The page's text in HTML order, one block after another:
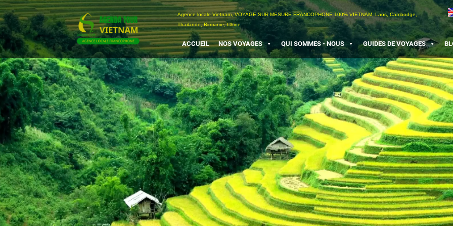
Passer
au
contenu
Agence locale Vietnam, VOYAGE SUR MESURE FRANCOPHONE 100% VIETNAM, Laos, Cambodge,
Thailande, Birmanie, Chine
ACCUEIL NOS VOYAGES QUI SOMMES - NOUS GUIDES DE VOYAGES